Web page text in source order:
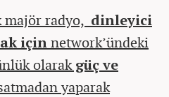
majör radyo, dinleyici
içinnetwork’ündeki
olarakgüç ve
yaparak